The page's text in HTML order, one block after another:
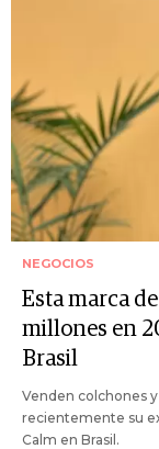
NEGOCIOS
Esta marca
millones en
Brasil
Venden colchones
recientemente su
Calm en Brasil.